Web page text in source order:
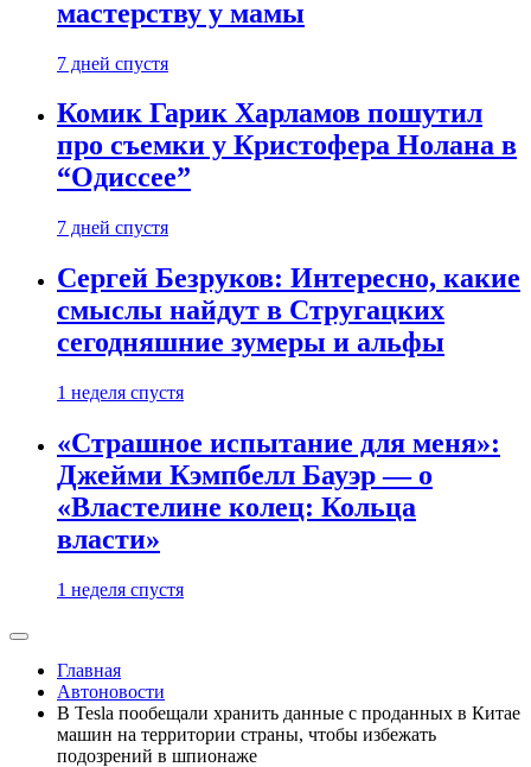
мастерству у мамы
7 дней спустя
Комик Гарик Харламов пошутил
про съемки у Кристофера Нолана в
“Одиссее”
7 дней спустя
Сергей Безруков: Интересно, какие
смыслы найдут в Стругацких
сегодняшние зумеры и альфы
1 неделя спустя
«Страшное испытание для меня»:
Джейми Кэмпбелл Бауэр — о
«Властелине колец: Кольца
власти»
1 неделя спустя
Главная
Автоновости
В Tesla пообещали хранить данные с проданных в Китае
машин на территории страны, чтобы избежать
подозрений в шпионаже